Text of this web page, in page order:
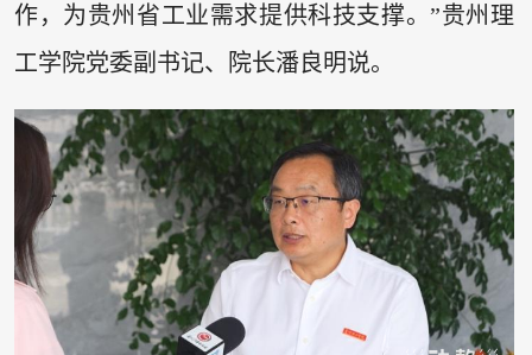
作，为贵州省工业需求提供科技支撑。”贵州理
工学院党委副书记、院长潘良明说。